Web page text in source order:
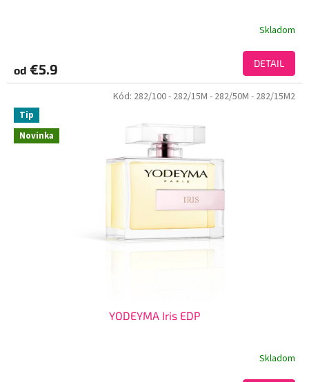
Skladom
od €5.9 DETAIL
Novinka
Tip
YODEYMA Iris EDP
Skladom
Kód: 282/100- 282/15M - 282/50M - 282/15M2